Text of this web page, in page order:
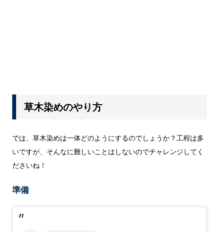
草木染めのやり方
では、草木染めは一体どのようにするのでしょうか？工程は多
いですが、そんなに難しいことはしないのでチャレンジしてく
ださいね！
準備